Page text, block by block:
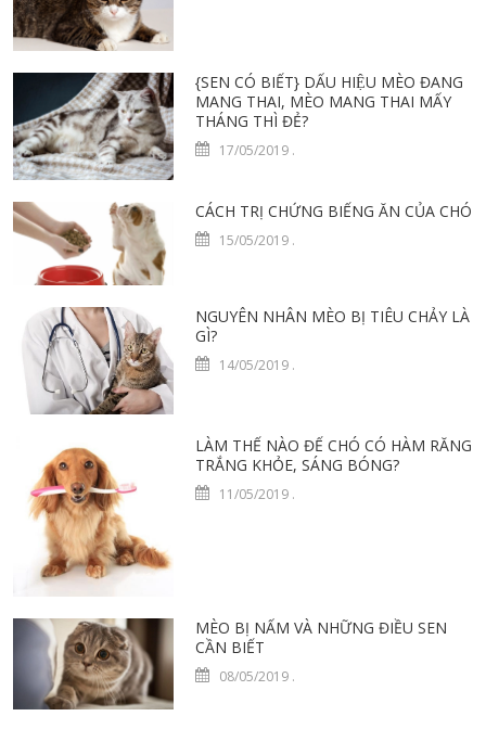
{SEN CÓ BIẾT} DẤU HIỆU MÈO ĐANG
MANG THAI, MÈO MANG THAI MẤY
THÁNG THÌ ĐẺ?
17/05/2019 .
CÁCH TRỊ CHỨNG BIẾNG ĂN CỦA CHÓ
15/05/2019 .
NGUYÊN NHÂN MÈO BỊ TIÊU CHẢY LÀ
GÌ?
14/05/2019 .
LÀM THẾ NÀO ĐỂ CHÓ CÓ HÀM RĂNG
TRẮNG KHỎE, SÁNG BÓNG?
11/05/2019 .
MÈO BỊ NẤM VÀ NHỮNG ĐIỀU SEN
CẦN BIẾT
08/05/2019 .